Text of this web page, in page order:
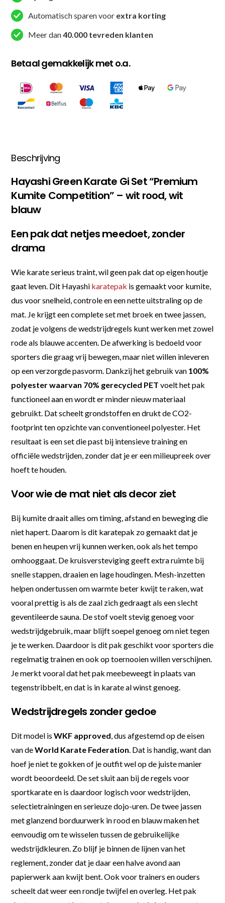
-
/
/
Blauw
Automatisch sparen voor extra korting
Meer dan40.000 tevreden klanten
Betaal gemakkelijk met o.a.
Beschrijving
Hayashi Green Karate Gi Set “Premium
Kumite Competition” – wit rood, wit
blauw
Een pak dat netjes meedoet, zonder
drama
Wie karate serieus traint, wil geen pak dat op eigen houtje
gaat leven. Dit Hayashi karatepak is gemaakt voor kumite,
dus voor snelheid, controle en een nette uitstraling op de
mat. Je krijgt een complete set met broek en twee jassen,
zodat je volgens de wedstrijdregels kunt werken met zowel
rode als blauwe accenten. De afwerking is bedoeld voor
sporters die graag vrij bewegen, maar niet willen inleveren
op een verzorgde pasvorm. Dankzij het gebruik van 100%
polyester waarvan 70% gerecycled PET voelt het pak
functioneel aan en wordt er minder nieuw materiaal
gebruikt. Dat scheelt grondstoffen en drukt de CO2-
footprint ten opzichte van conventioneel polyester. Het
resultaat is een set die past bij intensieve training en
officiële wedstrijden, zonder dat je er een milieupreek over
hoeft te houden.
Voor wie de mat niet als decor ziet
Bij kumite draait alles om timing, afstand en beweging die
niet hapert. Daarom is dit karatepak zo gemaakt dat je
benen en heupen vrij kunnen werken, ook als het tempo
omhooggaat. De kruisversteviging geeft extra ruimte bij
snelle stappen, draaien en lage houdingen. Mesh-inzetten
helpen ondertussen om warmte beter kwijt te raken, wat
vooral prettig is als de zaal zich gedraagt als een slecht
geventileerde sauna. De stof voelt stevig genoeg voor
wedstrijdgebruik, maar blijft soepel genoeg om niet tegen
je te werken. Daardoor is dit pak geschikt voor sporters die
regelmatig trainen en ook op toernooien willen verschijnen.
Je merkt vooral dat het pak meebeweegt in plaats van
tegenstribbelt, en dat is in karate al winst genoeg.
Wedstrijdregels zonder gedoe
Dit model isWKF approved, dus afgestemd op de eisen
van deWorld Karate Federation. Dat is handig, want dan
hoef je niet te gokken of je outfit wel op de juiste manier
wordt beoordeeld. De set sluit aan bij de regels voor
sportkarate en is daardoor logisch voor wedstrijden,
selectietrainingen en serieuze dojo-uren. De twee jassen
met glanzend borduurwerk in rood en blauw maken het
eenvoudig om te wisselen tussen de gebruikelijke
wedstrijdkleuren. Zo blijf je binnen de lijnen van het
reglement, zonder dat je daar een halve avond aan
papierwerk aan kwijt bent. Ook voor trainers en ouders
scheelt dat weer een rondje twijfel en overleg. Het pak